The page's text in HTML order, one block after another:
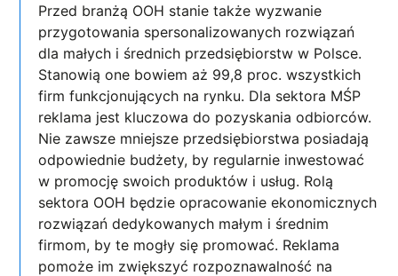
Przed branżą OOH stanie także wyzwanie
przygotowania spersonalizowanych rozwiązań
dla małych i średnich przedsiębiorstw w Polsce.
Stanowią one bowiem aż 99,8 proc. wszystkich
firm funkcjonujących na rynku. Dla sektora MŚP
reklama jest kluczowa do pozyskania odbiorców.
Nie zawsze mniejsze przedsiębiorstwa posiadają
odpowiednie budżety, by regularnie inwestować
w promocję swoich produktów i usług. Rolą
sektora OOH będzie opracowanie ekonomicznych
rozwiązań dedykowanych małym i średnim
firmom, by te mogły się promować. Reklama
pomoże im zwiększyć rozpoznawalność na